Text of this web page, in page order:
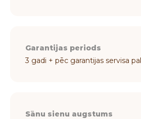
Garantijas periods
3 gadi + pēc garantijas servisa
Sānu sienu augstums